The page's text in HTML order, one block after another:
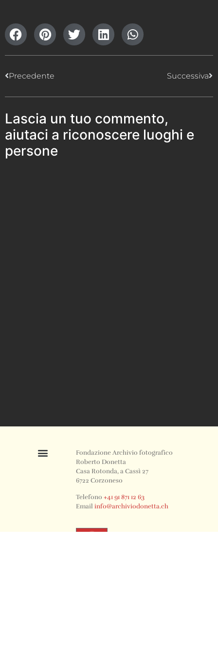
Precedente Successiva
Lascia un tuo commento,
aiutaci a riconoscere luoghi e
persone
Fondazione Archivio fotografico
Roberto Donetta
Casa Rotonda, a Cassì 27
6722 Corzoneso
Telefono+41 91 871 12 63
Emailinfo@archiviodonetta.ch